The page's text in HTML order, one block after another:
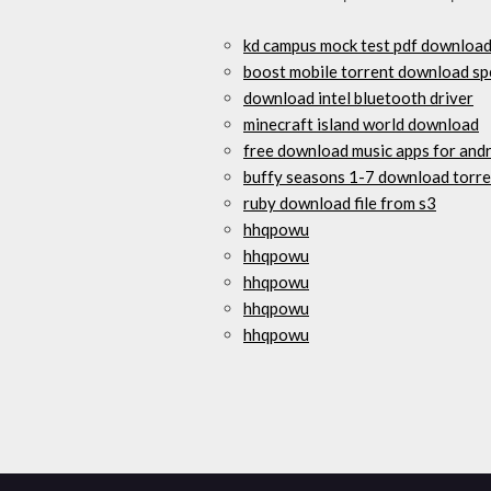
kd campus mock test pdf
boost mobile torrent download
download intel bluetooth driver
minecraft island world download
free download music apps for
buffy seasons 1-7 download
ruby download file from s3
hhqpowu
hhqpowu
hhqpowu
hhqpowu
hhqpowu